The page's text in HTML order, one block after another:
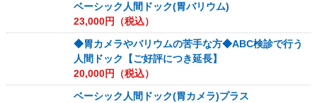
ベーシック人間ドック(胃バリウム)
23,000円（税込）
◆胃カメラやバリウムの苦手な方◆ABC検診で行う
人間ドック【ご好評につき延長】
20,000円（税込）
ベーシック人間ドック(胃カメラ)プラス